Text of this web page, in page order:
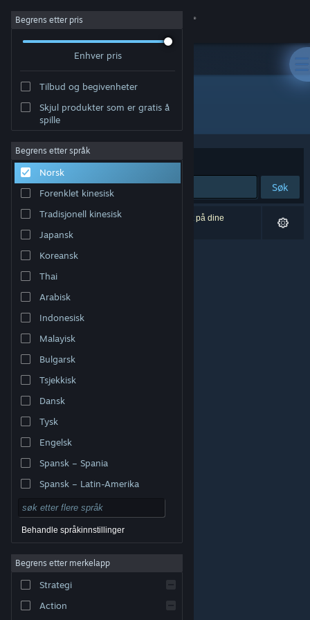
Logg inn
Om
Kundestøtte
Bytt språk
Skaff deg Steam-appen på mobil
Vis skrivebordsversjon
© Valve Corporation. Alle rettigheter reservert. Alle
Retningslinjer for personvern
Tilgjengelighet
|Steams abonnementsavtale
Refusjoner
Begrens etter pris
Enhver pris
Tilbud og begivenheter
Skjul produkter som er gratis å
spille
Begrens etter språk
Norsk
Forenklet kinesisk
Tradisjonell kinesisk
Japansk
Koreansk
Thai
Arabisk
Indonesisk
Malayisk
Bulgarsk
Tsjekkisk
Dansk
Tysk
Engelsk
Spansk – Spania
Spansk – Latin-Amerika
Behandle språkinnstillinger
Begrens etter merkelapp
Strategi
Action
Utvikler: Natsumi
Sorter etter Relevans
Søk
0 treff på søket. 1 produkt er blitt utelukket basert på dine
innstillinger.